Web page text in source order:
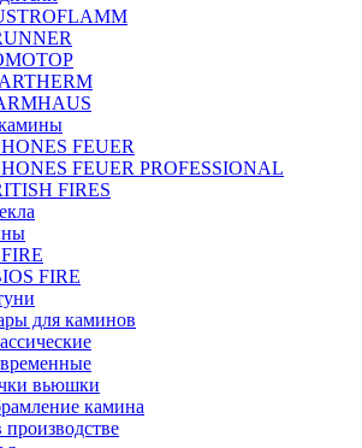
FEUER
FEUER PROFESSIONAL
FIRES
FIRE
для каминов
вьюшки
камина
производстве